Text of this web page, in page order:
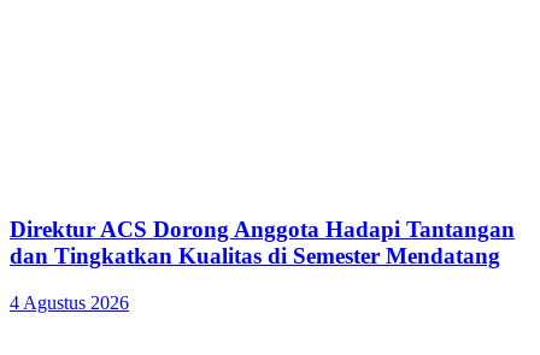
Direktur ACS Dorong Anggota Hadapi Tantangan
dan Tingkatkan Kualitas di Semester Mendatang
4 Agustus 2026